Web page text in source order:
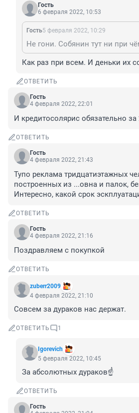
Гость
6 февраля 2022, 10:53
Гость5 февраля 2022, 10:29
Не гони. Собянин тут ни при
Как раз при всем. И деньки их
ОТВЕТИТЬ
Гость
4 февраля 2022, 22:01
И кредитосолярис обязательно
ОТВЕТИТЬ
Гость
4 февраля 2022, 21:43
Тупо реклама тридцатиэтажных
построенных из ...овна и палок,
Интересно, какой срок
ОТВЕТИТЬ
Гость
4 февраля 2022, 21:16
Поздравляем с покупкой
ОТВЕТИТЬ
zuberr2009
4 февраля 2022, 21:10
Совсем за дураков нас держат.
ОТВЕТИТЬ 1
Igorevich
5 февраля 2022, 10:45
За абсолютных дураков☝️
ОТВЕТИТЬ
Гость